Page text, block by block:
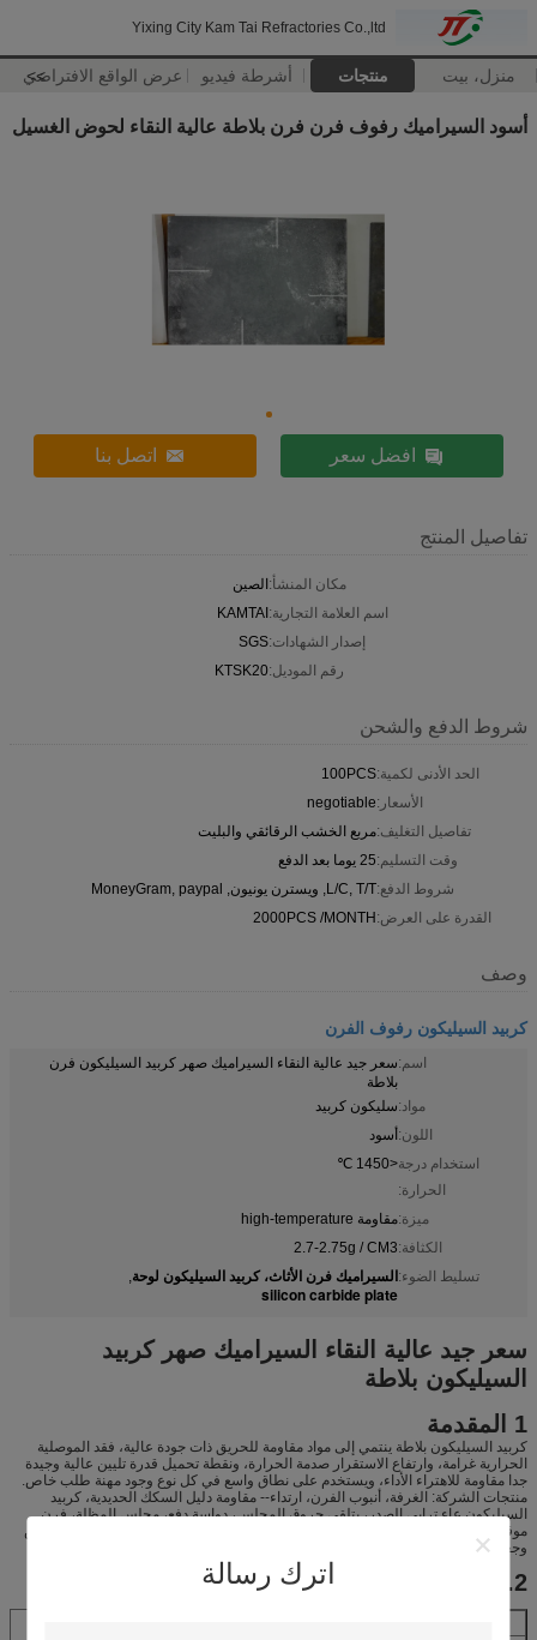
Yixing City Kam Tai Refractories Co.,ltd
منزل، بيت منتجات أشرطة فيديو عرض الواقع الافتراضي
>>
اترك رسالة
أسود السيراميك رفوف فرن فرن بلاطة عالية النقاء لحوض الغسيل
افضل سعر اتصل بنا
تفاصيل المنتج
مكان المنشأ:الصين
اسم العلامة التجارية:KAMTAI
إصدار الشهادات:SGS
رقم الموديل:KTSK20
شروط الدفع والشحن
الحد الأدنى لكمية:100PCS
الأسعار:negotiable
تفاصيل التغليف:مربع الخشب الرقائقي والبليت
وقت التسليم:25 يوما بعد الدفع
شروط الدفع:L/C, T/T, ويسترن يونيون, MoneyGram, paypal
القدرة على العرض:2000PCS /MONTH
وصف
كربيد السيليكون رفوف الفرن
اسم:سعر جيد عالية النقاء السيراميك صهر كربيد السيليكون فرن
بلاطة
مواد:سليكون كربيد
اللون:أسود
استخدام درجة
الحرارة:
<1450 ℃
ميزة:مقاومة high-temperature
الكثافة:2.7-2.75g / CM3
تسليط الضوء:السيراميك فرن الأثاث، كربيد السيليكون لوحة,
silicon carbide plate
سعر جيد عالية النقاء السيراميك صهر كربيد
السيليكون بلاطة
1 المقدمة
كربيد السيليكون بلاطة ينتمي إلى مواد مقاومة للحريق ذات جودة عالية، فقد الموصلية
الحرارية غرامة، وارتفاع الاستقرار صدمة الحرارة، ونقطة تحميل قدرة تليين عالية وجيدة
جدا مقاومة للاهتراء الأداء، ويستخدم على نطاق واسع في كل نوع وجود مهنة طلب خاص.
منتجات الشركة: الغرفة، أنبوب الفرن، ارتداء-- مقاومة دليل السكك الحديدية، كربيد
السيليكون عاء ترابي الصدر، يتلقى حروق المجلس، دواسة دفع، مجلس المظلة، فرن
موقد الموقد فوهة وهلم جرا.
ذي نوعية مستقرة، حجم دقيقة، يمكن أن تجعل طلب خاص
وجعل سطح البولندية.
2. مواصفة